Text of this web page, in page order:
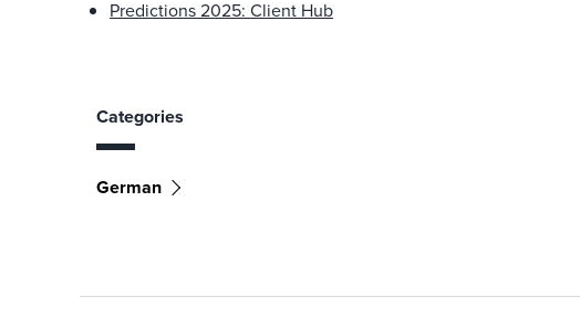
Predictions 2025: Client Hub
Categories
German